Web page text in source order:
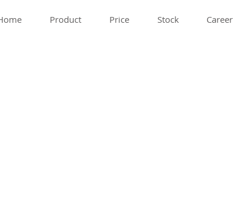
Product Price Stock Career